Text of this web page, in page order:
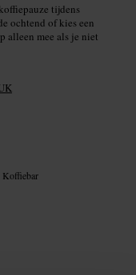
tijdens
ochtend of kies een
alleen mee als je niet
Koffiebar